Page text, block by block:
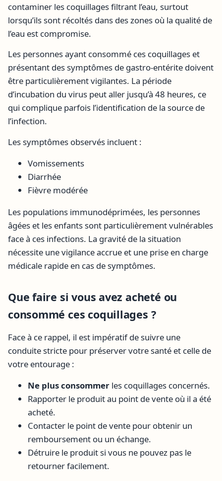
contaminer les coquillages filtrant l’eau, surtout
lorsqu’ils sont récoltés dans des zones où la qualité de
l’eau est compromise.
Les personnes ayant consommé ces coquillages et
présentant des symptômes de gastro-entérite doivent
être particulièrement vigilantes. La période
d’incubation du virus peut aller jusqu’à 48 heures, ce
qui complique parfois l’identification de la source de
l’infection.
Les symptômes observés incluent :
Vomissements
Diarrhée
Fièvre modérée
Les populations immunodéprimées, les personnes
âgées et les enfants sont particulièrement vulnérables
face à ces infections. La gravité de la situation
nécessite une vigilance accrue et une prise en charge
médicale rapide en cas de symptômes.
Que faire si vous avez acheté ou
consommé ces coquillages ?
Face à ce rappel, il est impératif de suivre une
conduite stricte pour préserver votre santé et celle de
votre entourage :
Ne plus consommer les coquillages concernés.
Rapporter le produit au point de vente où il a été
acheté.
Contacter le point de vente pour obtenir un
remboursement ou un échange.
Détruire le produit si vous ne pouvez pas le
retourner facilement.